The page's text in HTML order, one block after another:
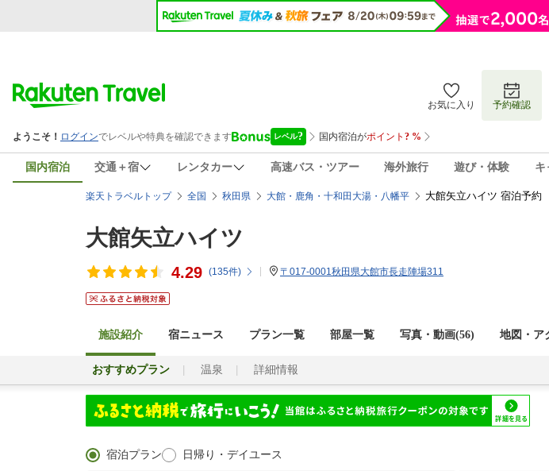
お気に入り 予約確認
国内宿泊 交通＋宿 レンタカー 高速バス・ツアー 海外旅行 遊び・体験 キ
楽天トラベルトップ 全国 秋田県 大館・鹿角・十和田大湯・八幡平 大館矢立ハイツ 宿泊予約
大館矢立ハイツ
4.29 (135件) 〒017-0001秋田県大館市長走陣場311
施設紹介 宿ニュース プラン一覧 部屋一覧 写真・動画(56) 地図・ア
おすすめプラン 温泉 詳細情報
宿泊プラン 日帰り・デイユース